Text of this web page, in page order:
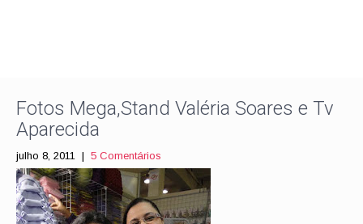
Fotos Mega,Stand Valéria Soares e Tv
Aparecida
julho 8, 2011 | 5 Comentários